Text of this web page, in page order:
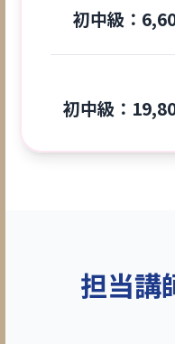
初中級：
初中級：
担当講